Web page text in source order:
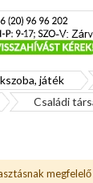
játék
Családi